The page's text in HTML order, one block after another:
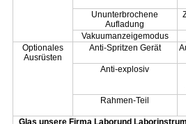
Ununterbrochene
Aufladung
Vakuumanzeigemodus
Optionales
Ausrüsten
Anti-Spritzen Gerät
Anti-explosiv
Rahmen-Teil
Glas unsere Firma Laborund